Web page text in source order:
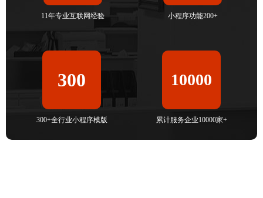
11年专业互联网经验 小程序功能200+
300
300+全行业小程序模版
10000
累计服务企业10000家+